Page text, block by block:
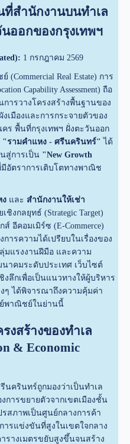
สำนักงานบนทำเล
นออกของกรุงเทพฯ
1 กรกฎาคม 2569
Real Estate) การ
Capability Assessment) ถือ
ารวางโครงสร้างพื้นฐานของ
เมืองและการกระจายตัวของ
ร พื้นที่กรุงเทพฯ ฝั่งตะวันออก
"รามคำแหง - ศรีนครินทร์" ได้
สู่การเป็น "New Growth
อัตราการเติบโตทางพาณิช
ง และ สำนักงานให้เช่า
ชิงกลยุทธ์ (Strategic Target)
อีคอมเมิร์ซ (E-Commerce)
ารความได้เปรียบในเรื่องของ
มแรงงานฝีมือ และความ
าคมระดับประเทศ เว็บไซต์
งลึกเพื่อเป็นแนวทางให้ผู้บริหาร
ๆ ได้พิจารณาถึงความคุ้มค่า
พาณิชย์ในย่านนี้
งสร้างของทำเล
& Economic
ครินทร์ถูกมองว่าเป็นทำเล
งการขยายตัวจากเขตเมืองชั้น
สภาพเป็นศูนย์กลางการค้า
รแข่งขันที่สูงในเขตใจกลาง
ารางเมตรขยับสูงขึ้นจนสร้าง